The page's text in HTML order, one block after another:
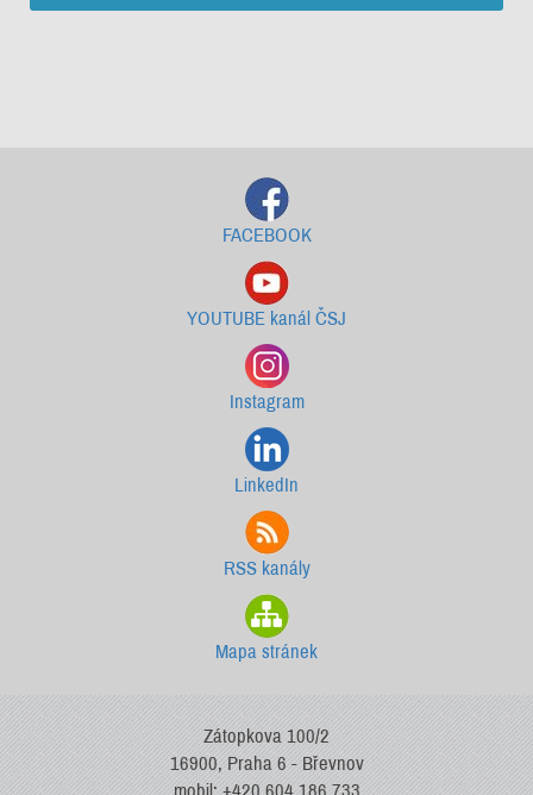
FACEBOOK
YOUTUBE kanál ČSJ
Instagram
LinkedIn
RSS kanály
Mapa stránek
Zátopkova 100/2
16900, Praha 6 - Břevnov
mobil: +420 604 186 733